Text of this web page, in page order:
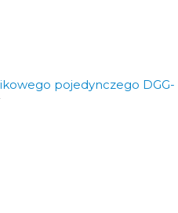
pojedynczego DGG-